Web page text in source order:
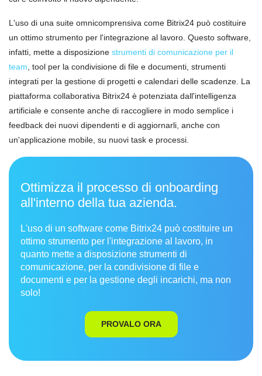
L'uso di una suite omnicomprensiva come Bitrix24 può costituire
un ottimo strumento per l'integrazione al lavoro. Questo software,
infatti, mette a disposizione strumenti di comunicazione per il
team, tool per la condivisione di file e documenti, strumenti
integrati per la gestione di progetti e calendari delle scadenze. La
piattaforma collaborativa Bitrix24 è potenziata dall'intelligenza
artificiale e consente anche di raccogliere in modo semplice i
feedback dei nuovi dipendenti e di aggiornarli, anche con
un'applicazione mobile, su nuovi task e processi.
Ottimizza il processo di onboarding
all'interno della tua azienda.
L'uso di un software come Bitrix24 può costituire un
ottimo strumento per l'integrazione al lavoro, in
quanto mette a disposizione strumenti di
comunicazione, per la condivisione di file e
documenti e per la gestione degli incarichi, ma non
solo!
PROVALO ORA